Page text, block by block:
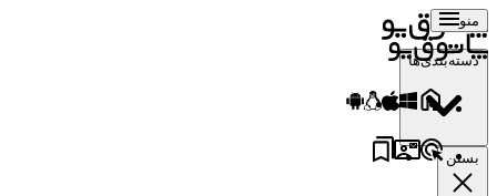
منو
دسته‌بندی‌ها
بستن